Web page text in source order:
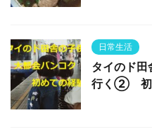
日常生活
タイのド
行く② 初